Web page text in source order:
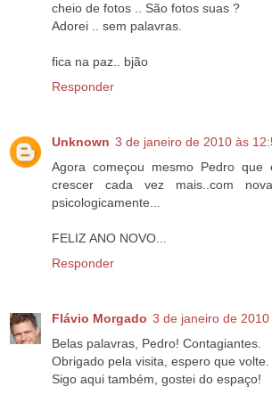
cheio de fotos .. São fotos suas ?
Adorei .. sem palavras.
fica na paz.. bjão
Responder
Unknown 3 de janeiro de 2010 às
Agora começou mesmo Pedro que
crescer cada vez mais..com
psicologicamente...
FELIZ ANO NOVO...
Responder
Flávio Morgado 3 de janeiro de 2010
Belas palavras, Pedro! Contagiantes.
Obrigado pela visita, espero que volte.
Sigo aqui também, gostei do espaço!